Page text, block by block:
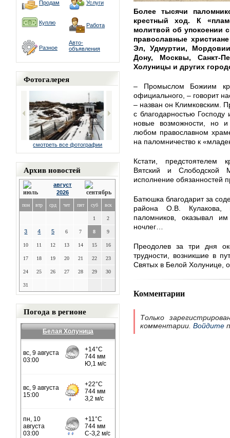
Продам Услуги
Куплю Работа
Разное
Авто-
объявления
Фотогалерея
смотреть все фотографии
Архив новостей
август
2026
пон втр срд чет пят суб вск
1 2
3 4 5 6 7 8 9
10 11 12 13 14 15 16
17 18 19 20 21 22 23
24 25 26 27 28 29 30
31
Погода в регионе
Белая Холуница
Более тысячи
крестный ход. К
молитвой об упокоении
православные
Эл, Удмуртии,
Дону, Москвы, Санкт-
Холуницы и других
– Промыслом Божиим
официального, – говорит
– назван он Климковским.
с благодарностью
новые возможности, но и
любом православном
на паломничество к
Кстати, предстоятелем
Вятский и Слободской
исполнение обязанностей
Батюшка благодарит за
района О.В. Кулакова,
паломников, оказывал
ночлег…
Преодолев за три дня
трудности, возникшие в
Святых в Белой Холунице,
Комментарии
Только
комментарии. Войдите